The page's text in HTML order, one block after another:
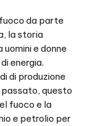
da parte
la storia
e donne
energia.
di produzione
passato, questo
fuoco e la
e petrolio per